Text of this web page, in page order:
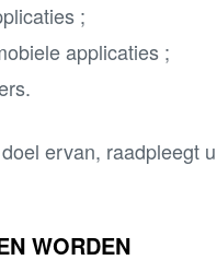
;
applicaties ;
ervan, raadpleegt u
WORDEN